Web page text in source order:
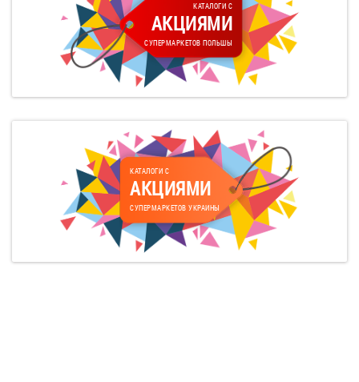
КАТАЛОГИ С
АКЦИЯМИ
СУПЕРМАРКЕТОВ ПОЛЬШЫ
КАТАЛОГИ С
АКЦИЯМИ
СУПЕРМАРКЕТОВ УКРАИНЫ